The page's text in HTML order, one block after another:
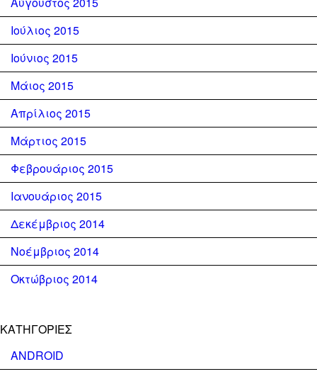
Ιούλιος 2015
Ιούνιος 2015
Μάιος 2015
Απρίλιος 2015
Μάρτιος 2015
Φεβρουάριος 2015
Ιανουάριος 2015
Δεκέμβριος 2014
Νοέμβριος 2014
Οκτώβριος 2014
KΑΤΗΓΟΡΊΕΣ
ANDROID